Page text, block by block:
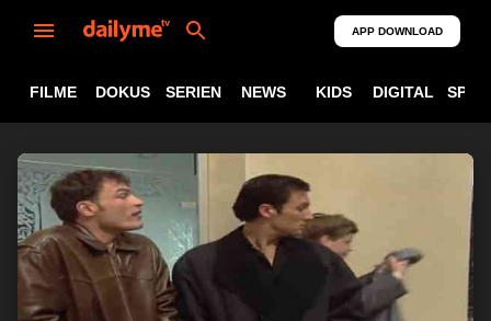
APP DOWNLOAD
FILME DOKUS SERIEN NEWS KIDS DIGITAL